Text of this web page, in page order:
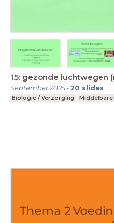
1.5: gezonde luchtwegen
September 2025- 20 slides
Biologie / Verzorging